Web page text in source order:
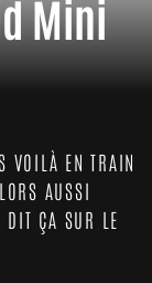
Mini
VOILÀ EN TRAIN
AUSSI
DIT ÇA SUR LE